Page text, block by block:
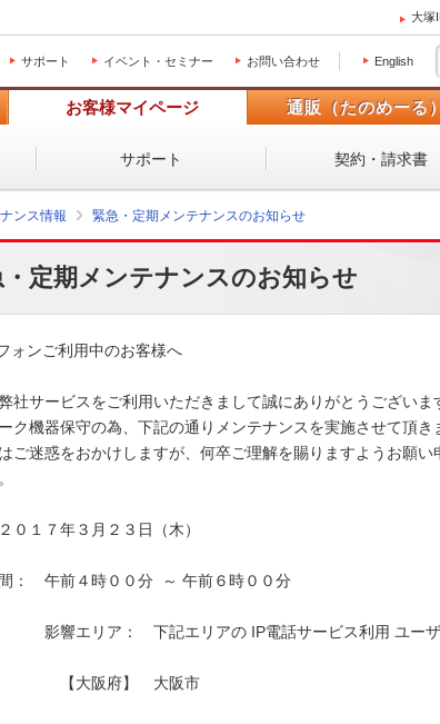
大塚
サポート イベント・セミナー お問い合わせ English
お客様マイページ 通販（たのめーる）
サポート 契約・請求書
ンス情報 緊急・定期メンテナンスのお知らせ
・定期メンテナンスのお知らせ
ォンご利用中のお客様へ
社サービスをご利用いただきまして誠にありがとうございま
ク機器保守の為、下記の通りメンテナンスを実施させて頂き
ご迷惑をおかけしますが、何卒ご理解を賜りますようお願い
０１７年３月２３日（木）
間：　午前４時００分  ～ 午前６時００分
リア：　下記エリアの IP電話サービス利用 ユー
大阪府】　大